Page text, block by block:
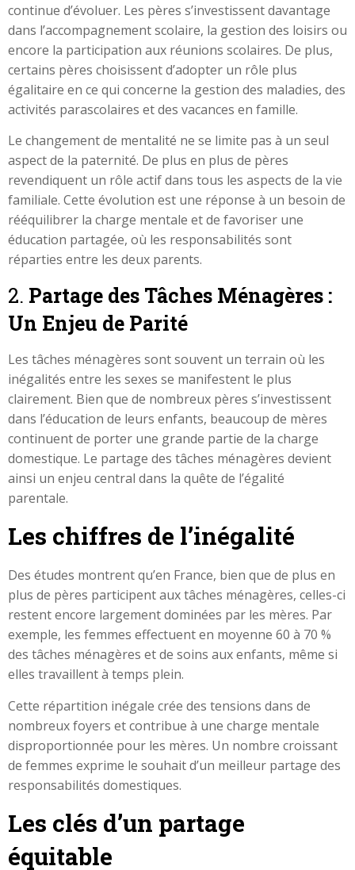
continue d’évoluer. Les pères s’investissent davantage
dans l’accompagnement scolaire, la gestion des loisirs ou
encore la participation aux réunions scolaires. De plus,
certains pères choisissent d’adopter un rôle plus
égalitaire en ce qui concerne la gestion des maladies, des
activités parascolaires et des vacances en famille.
Le changement de mentalité ne se limite pas à un seul
aspect de la paternité. De plus en plus de pères
revendiquent un rôle actif dans tous les aspects de la vie
familiale. Cette évolution est une réponse à un besoin de
rééquilibrer la charge mentale et de favoriser une
éducation partagée, où les responsabilités sont
réparties entre les deux parents.
2. Partage des Tâches Ménagères :
Un Enjeu de Parité
Les tâches ménagères sont souvent un terrain où les
inégalités entre les sexes se manifestent le plus
clairement. Bien que de nombreux pères s’investissent
dans l’éducation de leurs enfants, beaucoup de mères
continuent de porter une grande partie de la charge
domestique. Le partage des tâches ménagères devient
ainsi un enjeu central dans la quête de l’égalité
parentale.
Les chiffres de l’inégalité
Des études montrent qu’en France, bien que de plus en
plus de pères participent aux tâches ménagères, celles-ci
restent encore largement dominées par les mères. Par
exemple, les femmes effectuent en moyenne 60 à 70 %
des tâches ménagères et de soins aux enfants, même si
elles travaillent à temps plein.
Cette répartition inégale crée des tensions dans de
nombreux foyers et contribue à une charge mentale
disproportionnée pour les mères. Un nombre croissant
de femmes exprime le souhait d’un meilleur partage des
responsabilités domestiques.
Les clés d’un partage
équitable